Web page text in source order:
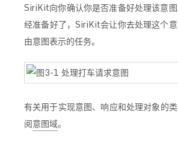
SiriKit向你确认你是否准备好处理该意
经准备好了，SiriKit会让你去处理这个
由意图表示的任务。
有关用于实现意图、响应和处理对象的
阅意图域。